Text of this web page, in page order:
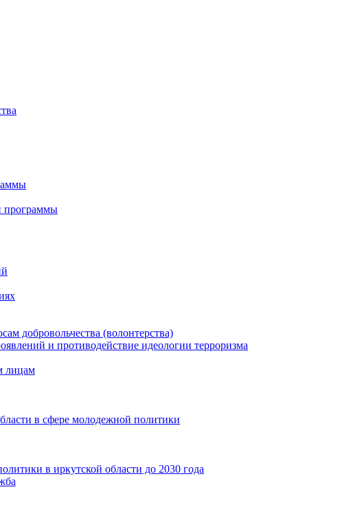
программы
добровольчества (волонтерства)
и противодействие идеологии терроризма
лицам
в сфере молодежной политики
в иркутской области до 2030 года